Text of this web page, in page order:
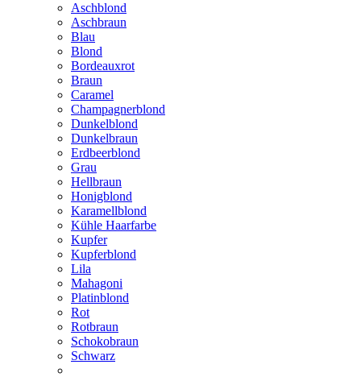
Aschblond
Aschbraun
Blau
Blond
Bordeauxrot
Braun
Caramel
Champagnerblond
Dunkelblond
Dunkelbraun
Erdbeerblond
Grau
Hellbraun
Honigblond
Karamellblond
Kühle Haarfarbe
Kupfer
Kupferblond
Lila
Mahagoni
Platinblond
Rot
Rotbraun
Schokobraun
Schwarz